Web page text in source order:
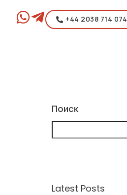
+44 2038 714 074
Поиск
Latest Posts